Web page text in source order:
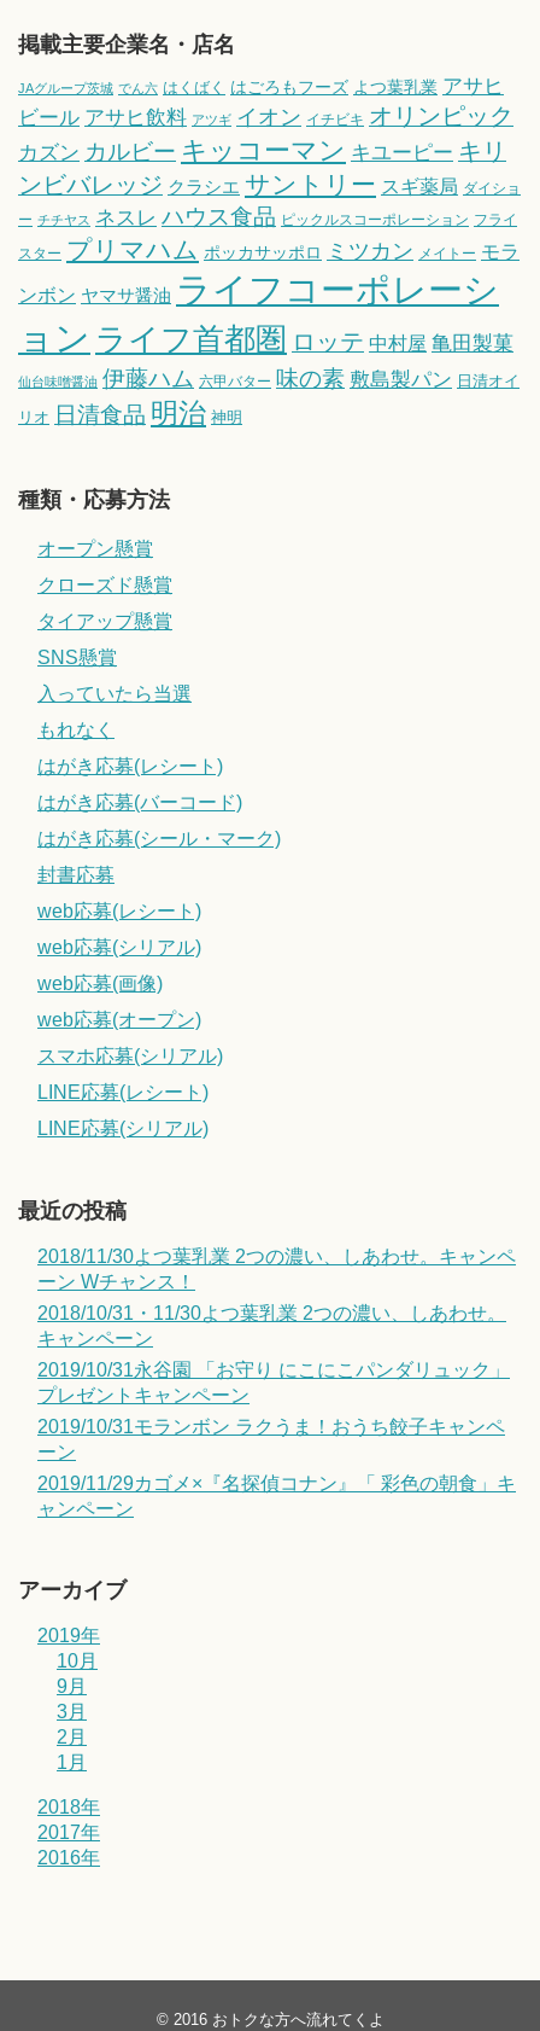
掲載主要企業名・店名
JAグループ茨城 でん六 はくばく はごろもフーズ よつ葉乳業 アサヒ
ビール アサヒ飲料 アツギ イオン イチビキ オリンピック
カズン カルビー キッコーマン キユーピー キリ
ンビバレッジ クラシエ サントリー スギ薬局 ダイショ
ー チチヤス ネスレ ハウス食品 ピックルスコーポレーション フライ
スター プリマハム ポッカサッポロ ミツカン メイトー モラ
ンボン ヤマサ醤油 ライフコーポレーシ
ョン ライフ首都圏 ロッテ 中村屋 亀田製菓
仙台味噌醤油 伊藤ハム 六甲バター 味の素 敷島製パン 日清オイ
リオ 日清食品 明治 神明
種類・応募方法
オープン懸賞
クローズド懸賞
タイアップ懸賞
SNS懸賞
入っていたら当選
もれなく
はがき応募(レシート)
はがき応募(バーコード)
はがき応募(シール・マーク)
封書応募
web応募(レシート)
web応募(シリアル)
web応募(画像)
web応募(オープン)
スマホ応募(シリアル)
LINE応募(レシート)
LINE応募(シリアル)
最近の投稿
2018/11/30よつ葉乳業 2つの濃い、しあわせ。キャンペ
ーン Wチャンス！
2018/10/31・11/30よつ葉乳業 2つの濃い、しあわせ。
キャンペーン
2019/10/31永谷園 「お守り にこにこパンダリュック」
プレゼントキャンペーン
2019/10/31モランボン ラクうま！おうち餃子キャンペ
ーン
2019/11/29カゴメ×『名探偵コナン』「 彩色の朝食」キ
ャンペーン
アーカイブ
2019年
10月
9月
3月
2月
1月
2018年
2017年
2016年
© 2016 おトクな方へ流れてくよ